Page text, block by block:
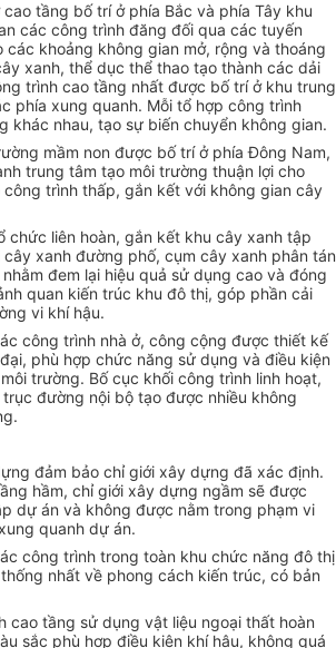
tầng bố trí ở phía Bắc và phía Tây khu
các công trình đăng đối qua các tuyến
các khoảng không gian mở, rộng và thoáng
xanh, thể dục thể thao tạo thành các dải
trình cao tầng nhất được bố trí ở khu trung
phía xung quanh. Mỗi tổ hợp công trình
khác nhau, tạo sự biến chuyển không gian.
mầm non được bố trí ở phía Đông Nam,
trung tâm tạo môi trường thuận lợi cho
trình thấp, gắn kết với không gian cây
chức liên hoàn, gắn kết khu cây xanh tập
xanh đường phố, cụm cây xanh phân tán
đem lại hiệu quả sử dụng cao và đóng
quan kiến trúc khu đô thị, góp phần cải
vi khí hậu.
công trình nhà ở, công cộng được thiết kế
phù hợp chức năng sử dụng và điều kiện
trường. Bố cục khối công trình linh hoạt,
đường nội bộ tạo được nhiều không
đảm bảo chỉ giới xây dựng đã xác định.
hầm, chỉ giới xây dựng ngầm sẽ được
dự án và không được nằm trong phạm vi
quanh dự án.
công trình trong toàn khu chức năng đô thị
nhất về phong cách kiến trúc, có bản
cao tầng sử dụng vật liệu ngoại thất hoàn
sắc phù hợp điều kiện khí hậu, không quá